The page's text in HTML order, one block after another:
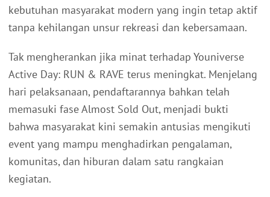
kebutuhan masyarakat modern yang ingin tetap aktif
tanpa kehilangan unsur rekreasi dan kebersamaan.
Tak mengherankan jika minat terhadap Youniverse
Active Day: RUN & RAVE terus meningkat. Menjelang
hari pelaksanaan, pendaftarannya bahkan telah
memasuki fase Almost Sold Out, menjadi bukti
bahwa masyarakat kini semakin antusias mengikuti
event yang mampu menghadirkan pengalaman,
komunitas, dan hiburan dalam satu rangkaian
kegiatan.